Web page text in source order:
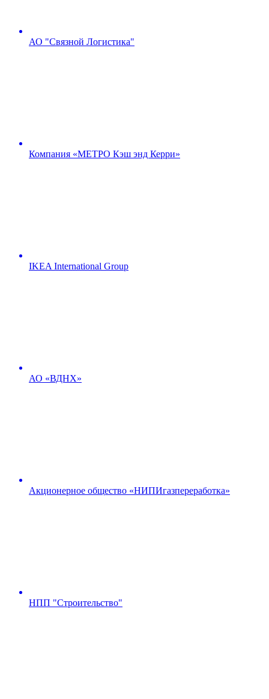
АО "Связной Логистика"
Компания «МЕТРО Кэш энд Керри»
IKEA International Group
АО «ВДНХ»
Акционерное общество «НИПИгазпереработка»
НПП "Строительство"